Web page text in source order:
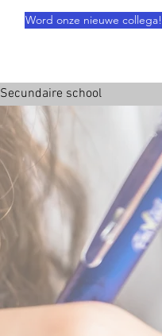
Word onze nieuwe collega!
Secundaire school